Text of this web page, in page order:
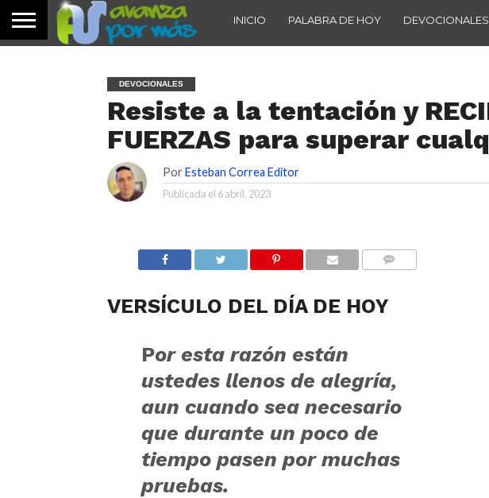
INICIO PALABRA DE HOY DEVOCIONALES
DEVOCIONALES
Resiste a la tentación y
FUERZAS para superar
Por Esteban Correa Editor
Publicada el 6 abril, 2023
VERSÍCULO DEL DÍA DE HOY
Por esta razón están
ustedes llenos de alegría,
aun cuando sea necesario
que durante un poco de
tiempo pasen por muchas
pruebas.